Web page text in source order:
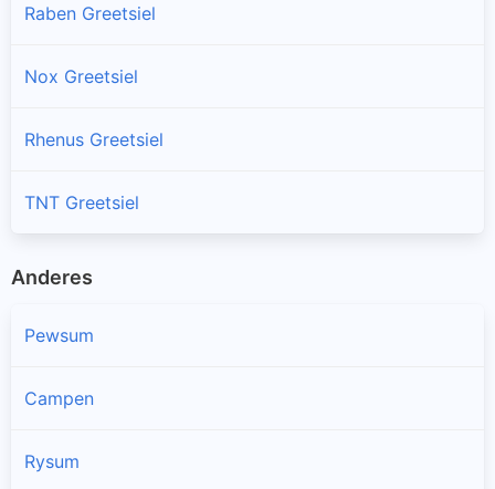
Raben Greetsiel
Nox Greetsiel
Rhenus Greetsiel
TNT Greetsiel
Anderes
Pewsum
Campen
Rysum